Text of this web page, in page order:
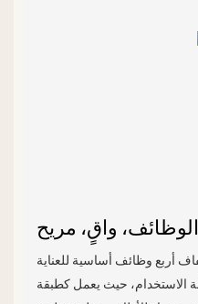
واقٍ، مريح
أربع وظائف أساسية للعناية
الاستخدام، حيث يعمل كطبقة